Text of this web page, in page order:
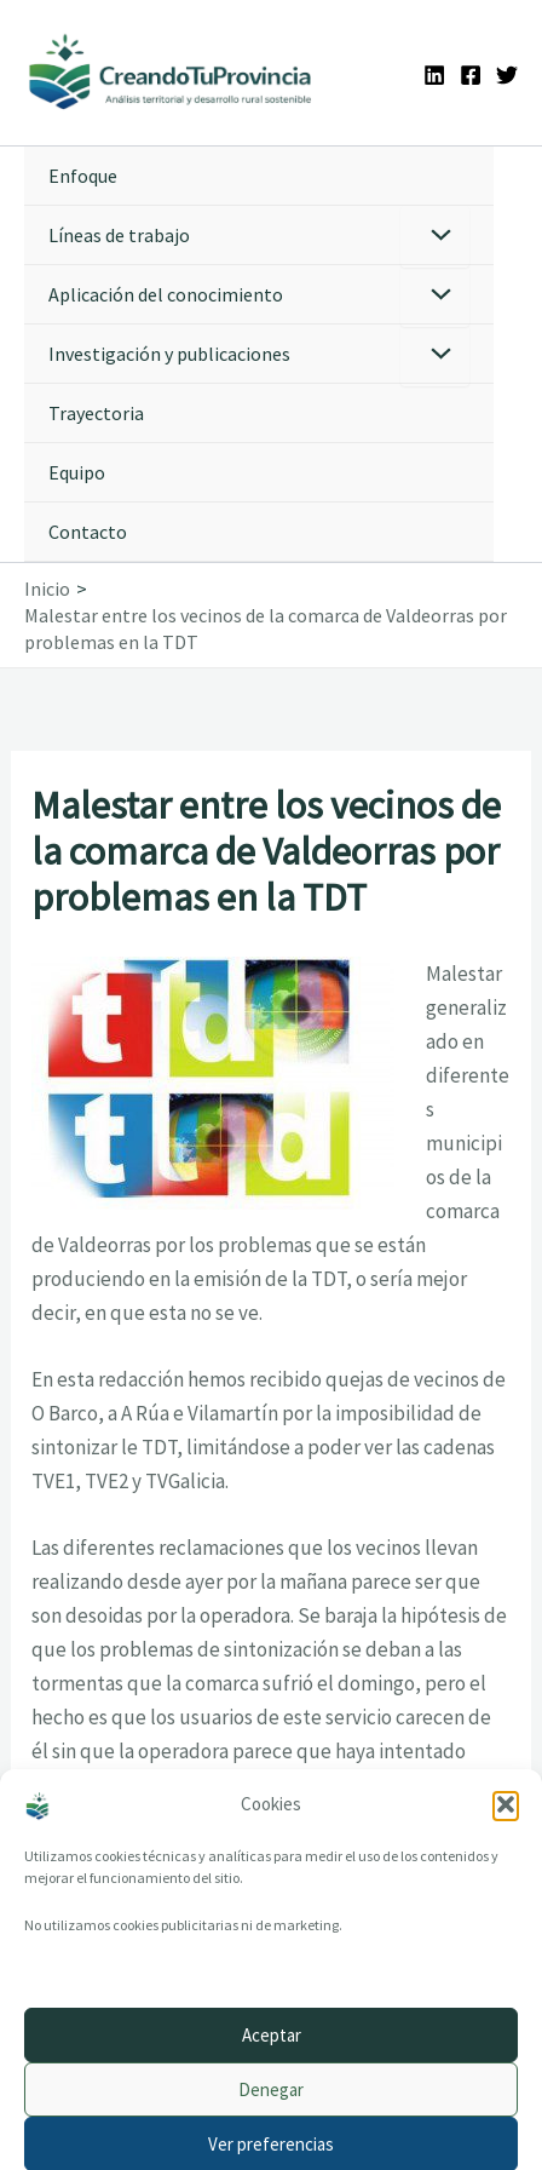
Cookies
Utilizamos cookies técnicas y analíticas para medir el uso de los contenidos y
mejorar el funcionamiento del sitio.
No utilizamos cookies publicitarias ni de marketing.
Aceptar
Denegar
Ver preferencias
contenido
Enfoque
Líneas de trabajo
Aplicación del conocimiento
Investigación y publicaciones
Trayectoria
Equipo
Contacto
Inicio
Malestar entre los vecinos de la comarca de Valdeorras por
problemas en la TDT
Malestar entre los vecinos de
la comarca de Valdeorras por
problemas en la TDT
Malestar
generaliz
ado en
diferente
s
municipi
os de la
comarca
de Valdeorras por los problemas que se están
produciendo en la emisión de la TDT, o sería mejor
decir, en que esta no se ve.
En esta redacción hemos recibido quejas de vecinos de
O Barco, a A Rúa e Vilamartín por la imposibilidad de
sintonizar le TDT, limitándose a poder ver las cadenas
TVE1, TVE2 y TVGalicia.
Las diferentes reclamaciones que los vecinos llevan
realizando desde ayer por la mañana parece ser que
son desoidas por la operadora. Se baraja la hipótesis de
que los problemas de sintonización se deban a las
tormentas que la comarca sufrió el domingo, pero el
hecho es que los usuarios de este servicio carecen de
él sin que la operadora parece que haya intentado
© 2014–2026 creandotuprovincia.es · Todos los derechos reservados
Política de Cookies